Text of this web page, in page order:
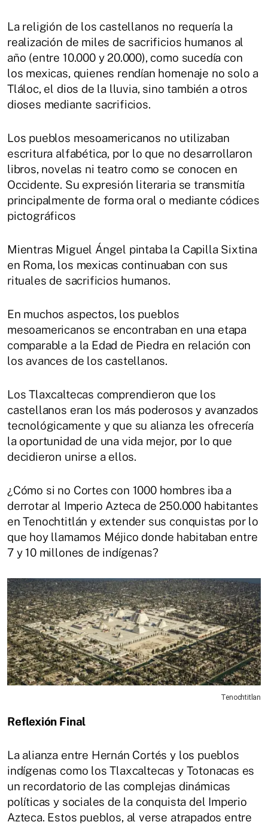
La religión de los castellanos no requería la
realización de miles de sacrificios humanos al
año (entre 10.000 y 20.000), como sucedía con
los mexicas, quienes rendían homenaje no solo a
Tláloc, el dios de la lluvia, sino también a otros
dioses mediante sacrificios.
Los pueblos mesoamericanos no utilizaban
escritura alfabética, por lo que no desarrollaron
libros, novelas ni teatro como se conocen en
Occidente. Su expresión literaria se transmitía
principalmente de forma oral o mediante códices
pictográficos
Mientras Miguel Ángel pintaba la Capilla Sixtina
en Roma, los mexicas continuaban con sus
rituales de sacrificios humanos.
En muchos aspectos, los pueblos
mesoamericanos se encontraban en una etapa
comparable a la Edad de Piedra en relación con
los avances de los castellanos.
Los Tlaxcaltecas comprendieron que los
castellanos eran los más poderosos y avanzados
tecnológicamente y que su alianza les ofrecería
la oportunidad de una vida mejor, por lo que
decidieron unirse a ellos.
¿Cómo si no Cortes con 1000 hombres iba a
derrotar al Imperio Azteca de 250.000 habitantes
en Tenochtitlán y extender sus conquistas por lo
que hoy llamamos Méjico donde habitaban entre
7 y 10 millones de indígenas?
Tenochtitlan
Reflexión Final
La alianza entre Hernán Cortés y los pueblos
indígenas como los Tlaxcaltecas y Totonacas es
un recordatorio de las complejas dinámicas
políticas y sociales de la conquista del Imperio
Azteca. Estos pueblos, al verse atrapados entre